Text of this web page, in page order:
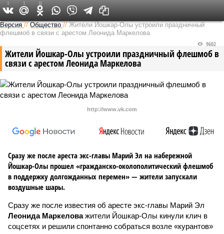
Версия в Чувашии
Версия //Общество //Жители Йошкар-Олы устроили праздничный
флешмоб в связи с арестом Леонида Маркелова
Жители Йошкар-Олы устроили праздничный флешмоб в
связи с арестом Леонида Маркелова
9602
http://www.vk.com
Сразу же после ареста экс-главы Марий Эл на набережной
Йошкар-Олы прошел «гражданско-околополитический флешмоб
в поддержку долгожданных перемен» — жители запускали
воздушные шары.
Сразу же после известия об аресте экс-главы Марий Эл
Леонида Маркеловажители Йошкар-Олы кинули клич в
соцсетях и решили спонтанно собраться возле «курантов»
1 1 11